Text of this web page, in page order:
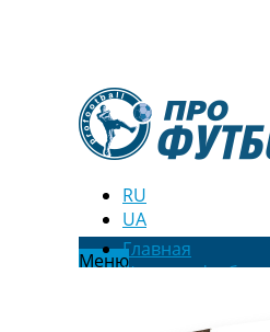
RU
UA
МенюГлавная
Новости футбола